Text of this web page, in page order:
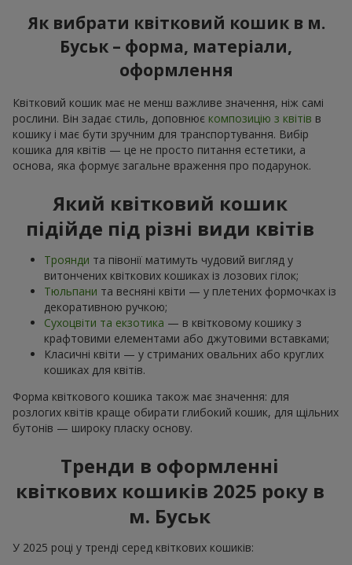
Як вибрати квітковий кошик в м.
Буськ – форма, матеріали,
оформлення
Квітковий кошик має не менш важливе значення, ніж самі
рослини. Він задає стиль, доповнює композицію з квітів в
кошику і має бути зручним для транспортування. Вибір
кошика для квітів — це не просто питання естетики, а
основа, яка формує загальне враження про подарунок.
Який квітковий кошик
підійде під різні види квітів
Троянди та півонії матимуть чудовий вигляд у
витончених квіткових кошиках із лозових гілок;
Тюльпани та весняні квіти — у плетених формочках із
декоративною ручкою;
Сухоцвіти та екзотика — в квітковому кошику з
крафтовими елементами або джутовими вставками;
Класичні квіти — у стриманих овальних або круглих
кошиках для квітів.
Форма квіткового кошика також має значення: для
розлогих квітів краще обирати глибокий кошик, для щільних
бутонів — широку пласку основу.
Тренди в оформленні
квіткових кошиків 2025 року в
м. Буськ
У 2025 році у тренді серед квіткових кошиків: